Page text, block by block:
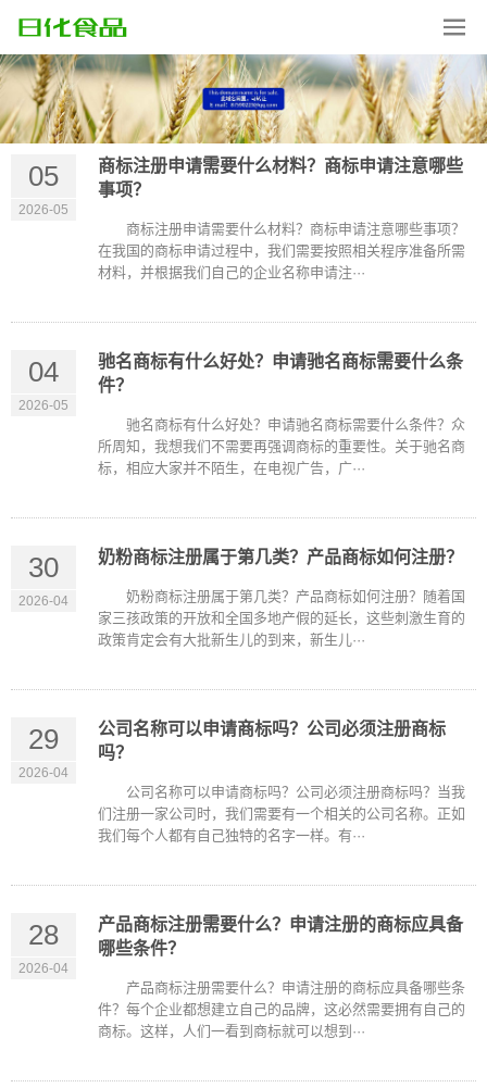
05
2026-05
商标注册申请需要什么材料？商标申请注意哪些
事项？
商标注册申请需要什么材料？商标申请注意哪些事项？
在我国的商标申请过程中，我们需要按照相关程序准备所需
材料，并根据我们自己的企业名称申请注···
04
2026-05
驰名商标有什么好处？申请驰名商标需要什么条
件？
驰名商标有什么好处？申请驰名商标需要什么条件？众
所周知，我想我们不需要再强调商标的重要性。关于驰名商
标，相应大家并不陌生，在电视广告，广···
30
2026-04
奶粉商标注册属于第几类？产品商标如何注册？
奶粉商标注册属于第几类？产品商标如何注册？随着国
家三孩政策的开放和全国多地产假的延长，这些刺激生育的
政策肯定会有大批新生儿的到来，新生儿···
29
2026-04
公司名称可以申请商标吗？公司必须注册商标
吗？
公司名称可以申请商标吗？公司必须注册商标吗？当我
们注册一家公司时，我们需要有一个相关的公司名称。正如
我们每个人都有自己独特的名字一样。有···
28
2026-04
产品商标注册需要什么？申请注册的商标应具备
哪些条件？
产品商标注册需要什么？申请注册的商标应具备哪些条
件？每个企业都想建立自己的品牌，这必然需要拥有自己的
商标。这样，人们一看到商标就可以想到···